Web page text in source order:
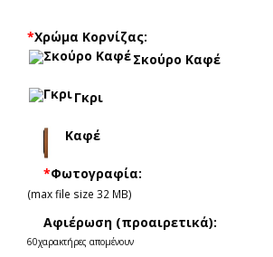
*Χρώμα Κορνίζας:
Σκούρο Καφέ
Γκρι
Καφέ
*Φωτογραφία:
(max file size 32 MB)
Αφιέρωση (προαιρετικά):
60χαρακτήρες απομένουν